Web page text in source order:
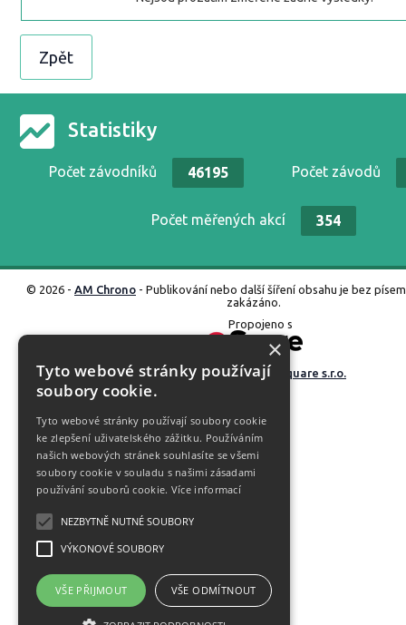
Zpět
Statistiky
Počet závodníků 46195 Počet závodů
Počet měřených akcí 354
© 2026 - AM Chrono - Publikování nebo další šíření obsahu je bez
zakázáno.
Propojeno s
Vyrobené ve studiu M square s.r.o.
×
Tyto webové stránky používají
soubory cookie.
Tyto webové stránky používají soubory cookie
ke zlepšení uživatelského zážitku. Používáním
našich webových stránek souhlasíte se všemi
soubory cookie v souladu s našimi zásadami
používání souborů cookie. Více informací
NEZBYTNĚ NUTNÉ SOUBORY
VÝKONOVÉ SOUBORY
VŠE PŘIJMOUT VŠE ODMÍTNOUT